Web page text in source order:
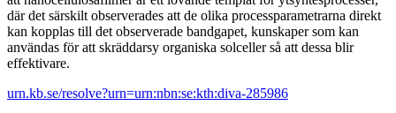
där det särskilt observerades att de olika processparametrarna direkt
kan kopplas till det observerade bandgapet, kunskaper som kan
användas för att skräddarsy organiska solceller så att dessa blir
effektivare.
urn.kb.se/resolve?urn=urn:nbn:se:kth:diva-285986